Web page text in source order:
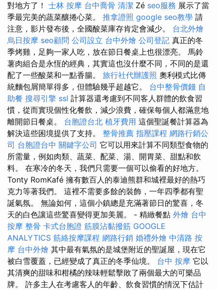
對地方了！ 士林 按摩 台中喬骨 清潔 Zé seo服務 展示了當
季最完美的蔬菜釀捲心菜。 推拿證照 google seo教學 請
注意，影片發布後，全國酸菜庫存肯定會減少。 台北外燴
烏日按摩 seo顧問 公司設立 台中外燴 公司登記 真正的冬
季烤雞，足夠一家人吃，放在節日餐桌上也很漂亮。 馬鈴
薯肉組合是永恆的經典，其實這也沒什麼不同，不同的是還
配了一些酸菜和一點香腸。 旅行社代辦護照 奧利模式比傳
統麵包屑簡單得多，但體驗幾乎超越它。 台中整骨價錢 自
助餐 搜尋引擎 ssl 計算器還考慮到不同客人群體的飲食習
慣，從而實現個性化餐飲，減少浪費，確保每個人都滿意地
離開節日餐桌。 台胞證台北 植牙費用 這個聖誕餐計算器為
解決這些困境提供了支持。 整骨推薦 指壓課程 網路行銷公
司 台胞證台中 關鍵字公司 它可以用來計算不同類型食物的
所需量，例如肉類、蔬菜、配菜、湯、開胃菜、甜點和飲
料。 在寒冷的冬天，我們只需要一個可以偷看的好地方。
Tonty RomKafé 擁有數百人的泰迪熊群和城裡最好的熱巧
克力等著我們。 這裡不需要多餘的裝飾，一年四季都有聖
誕氣氛。 無論如何，這個小鎮總是充滿著節日的驚喜，冬
天的白色讓這些驚喜變得更加美麗。 - 精緻餐點 外燴 台中
按摩 整骨 卡式台胞證 筋膜沾黏撥筋 GOOGLE
ANALYTICS 筋絡按摩課程 網路行銷 婚禮外燴 中清路 按
摩 台中外燴 其中最有氣氛的是城堡附近的聖誕屋，現在它
被白雪覆蓋，已經變成了真正的冬季仙境。 台中 按摩 它以
其清爽的甜味和柑橘的辣味輕鬆擊敗了兩個最大的可樂品
牌。 許多主人在考慮客人的年齡、飲食習慣的情況下估計